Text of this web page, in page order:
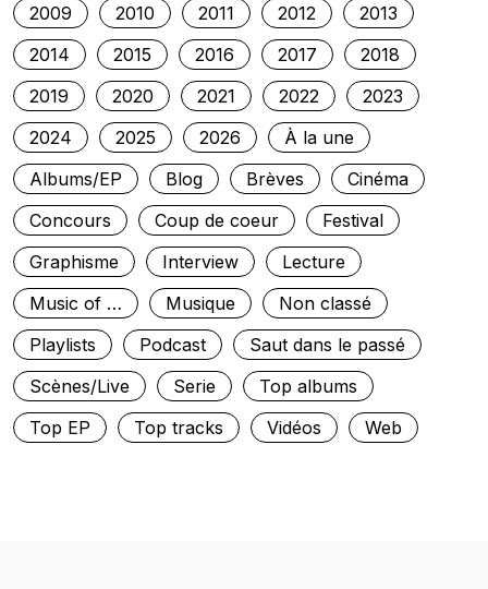
2009 2010 2011 2012
2013
2014
2015 2016 2017
2018
2019
2020 2021 2022
2023
2024
2025 2026
À la une
Albums/EP
Blog Brèves
Cinéma
Concours
Coup de coeur
Festival
Graphisme
Interview
Lecture
Music of …
Musique
Non classé
Playlists
Podcast
Saut dans le passé
Scènes/Live
Serie
Top albums
Top EP
Top tracks Vidéos Web